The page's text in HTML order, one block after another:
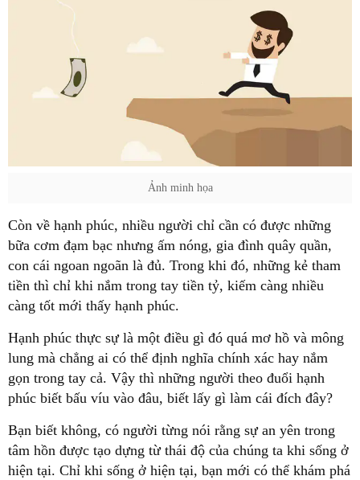
Ảnh minh họa
Còn về hạnh phúc, nhiều người chỉ cần có được những
bữa cơm đạm bạc nhưng ấm nóng, gia đình quây quần,
con cái ngoan ngoãn là đủ. Trong khi đó, những kẻ tham
tiền thì chỉ khi nắm trong tay tiền tỷ, kiếm càng nhiều
càng tốt mới thấy hạnh phúc.
Hạnh phúc thực sự là một điều gì đó quá mơ hồ và mông
lung mà chẳng ai có thể định nghĩa chính xác hay nắm
gọn trong tay cả. Vậy thì những người theo đuổi hạnh
phúc biết bấu víu vào đâu, biết lấy gì làm cái đích đây?
Bạn biết không, có người từng nói rằng sự an yên trong
tâm hồn được tạo dựng từ thái độ của chúng ta khi sống ở
hiện tại. Chỉ khi sống ở hiện tại, bạn mới có thể khám phá